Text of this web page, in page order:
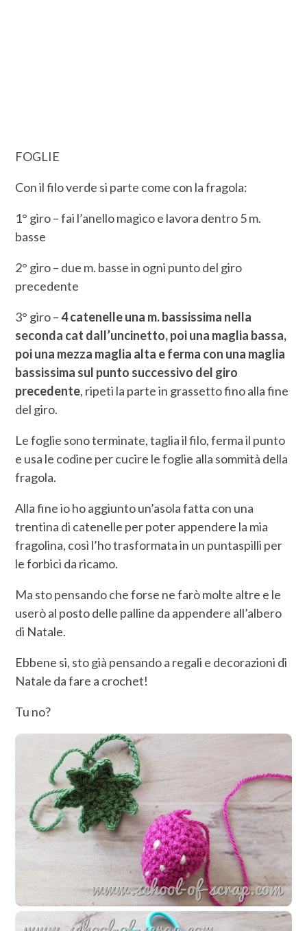
FOGLIE
Con il filo verde si parte come con la fragola:
1° giro – fai l’anello magico e lavora dentro 5 m.
basse
2° giro – due m. basse in ogni punto del giro
precedente
3° giro –4 catenelle una m. bassissima nella
seconda cat dall’uncinetto, poi una maglia bassa,
poi una mezza maglia alta e ferma con una maglia
bassissima sul punto successivo del giro
precedente, ripeti la parte in grassetto fino alla fine
del giro.
Le foglie sono terminate, taglia il filo, ferma il punto
e usa le codine per cucire le foglie alla sommità della
fragola.
Alla fine io ho aggiunto un’asola fatta con una
trentina di catenelle per poter appendere la mia
fragolina, così l’ho trasformata in un puntaspilli per
le forbici da ricamo.
Ma sto pensando che forse ne farò molte altre e le
userò al posto delle palline da appendere all’albero
di Natale.
Ebbene si, sto già pensando a regali e decorazioni di
Natale da fare a crochet!
Tu no?